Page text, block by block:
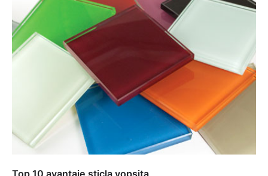
Top 10 avantaje sticla vopsita